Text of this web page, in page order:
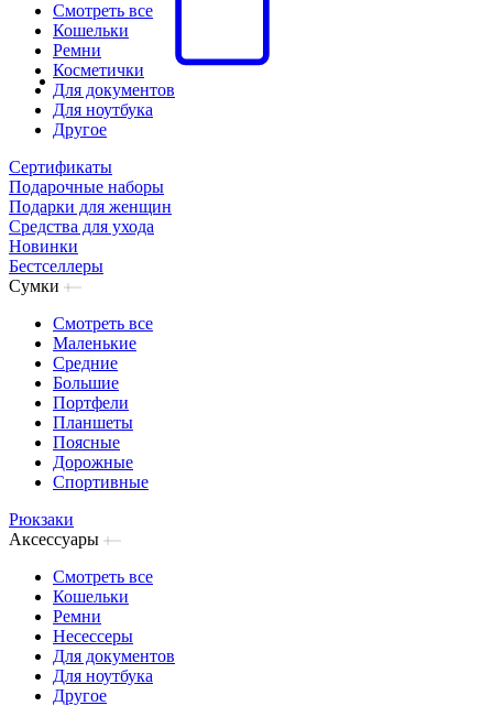
Смотреть все
Кошельки
Ремни
Косметички
Для документов
Для ноутбука
Другое
Сертификаты
Подарочные наборы
Подарки для женщин
Средства для ухода
Новинки
Бестселлеры
Сумки
Смотреть все
Маленькие
Средние
Большие
Портфели
Планшеты
Поясные
Дорожные
Спортивные
Рюкзаки
Аксессуары
Смотреть все
Кошельки
Ремни
Несессеры
Для документов
Для ноутбука
Другое